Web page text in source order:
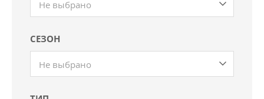
Не выбрано
СЕЗОН
Не выбрано